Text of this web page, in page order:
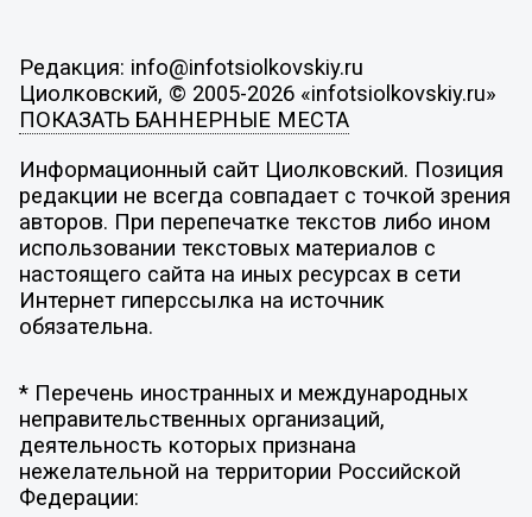
Редакция: info@infotsiolkovskiy.ru
Циолковский, © 2005-2026 «infotsiolkovskiy.ru»
ПОКАЗАТЬ БАННЕРНЫЕ МЕСТА
Информационный сайт Циолковский. Позиция
редакции не всегда совпадает с точкой зрения
авторов. При перепечатке текстов либо ином
использовании текстовых материалов с
настоящего сайта на иных ресурсах в сети
Интернет гиперссылка на источник
обязательна.
* Перечень иностранных и международных
неправительственных организаций,
деятельность которых признана
нежелательной на территории Российской
Федерации: